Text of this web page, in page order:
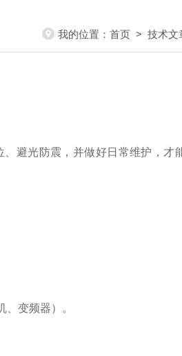
我的位置： 首页 > 技术文
、避光防震 ，并做好日常维护，才
、变频器）。